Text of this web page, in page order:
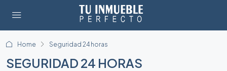
Home Seguridad 24 horas
SEGURIDAD 24 HORAS